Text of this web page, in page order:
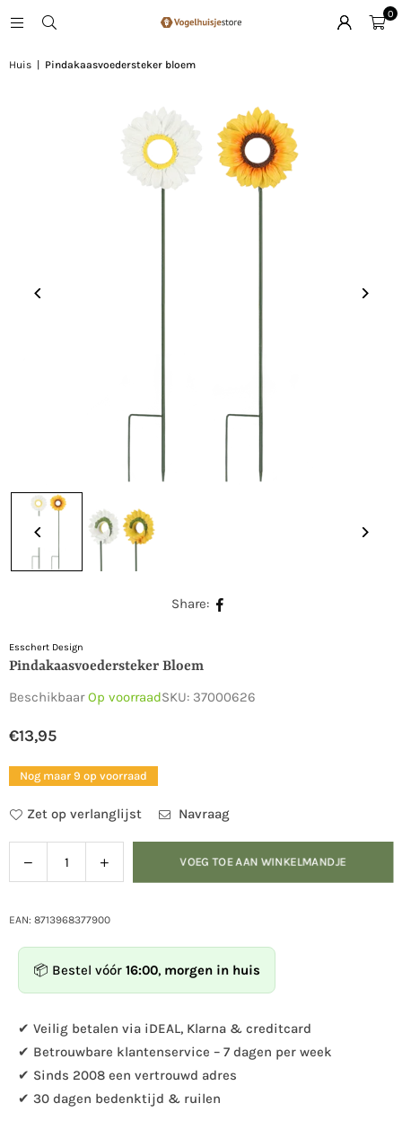
0
Huis Pindakaasvoedersteker bloem
Share:
Esschert Design
Pindakaasvoedersteker Bloem
BeschikbaarOp voorraadSKU: 37000626
Normale
prijs
€13,95
Nog maar 9 op voorraad
Zet op verlanglijst Navraag
Hoeveelheid
Verlaag
de
voor
bloem
Verhoog
de
voor
bloem
VOEG TOE AAN WINKELMANDJE
EAN: 8713968377900
📦 Bestel vóór 16:00, morgen in huis
✔ Veilig betalen via iDEAL, Klarna & creditcard
✔ Betrouwbare klantenservice – 7 dagen per week
✔ Sinds 2008 een vertrouwd adres
✔ 30 dagen bedenktijd & ruilen